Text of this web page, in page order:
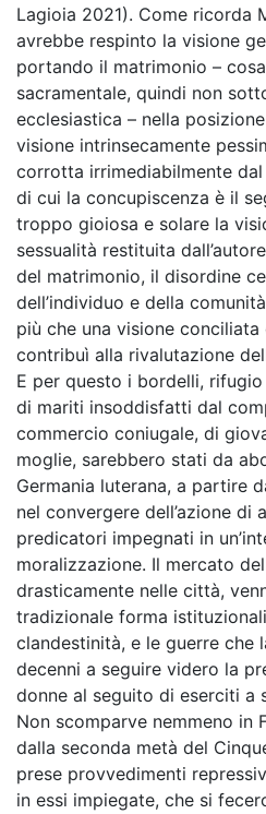
Lagioia 2021). Come ricorda
avrebbe respinto la visione
portando il matrimonio –
sacramentale, quindi non
ecclesiastica – nella
visione intrinsecamente
corrotta irrimediabilmente
di cui la concupiscenza è il
troppo gioiosa e solare la
sessualità restituita
del matrimonio, il disordine
dell’individuo e della
più che una visione conciliata
contribuì alla rivalutazione
E per questo i bordelli,
di mariti insoddisfatti dal
commercio coniugale, di
moglie, sarebbero stati da
Germania luterana, a partire
nel convergere dell’azione di
predicatori impegnati in
moralizzazione. Il mercato
drasticamente nelle città,
tradizionale forma
clandestinità, e le guerre che
decenni a seguire videro la
donne al seguito di eserciti a
Non scomparve nemmeno in
dalla seconda metà del
prese provvedimenti
in essi impiegate, che si